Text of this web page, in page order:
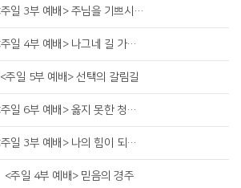
<주일 3부 예배> 주님을 기쁘시게 하는 자
<주일 4부 예배> 나그네 길 가는 인생
<주일 5부 예배> 선택의 갈림길
<주일 6부 예배> 옳지 못한 청지기의 비유
<주일 3부 예배> 나의 힘이 되는 것
<주일 4부 예배> 믿음의 경주